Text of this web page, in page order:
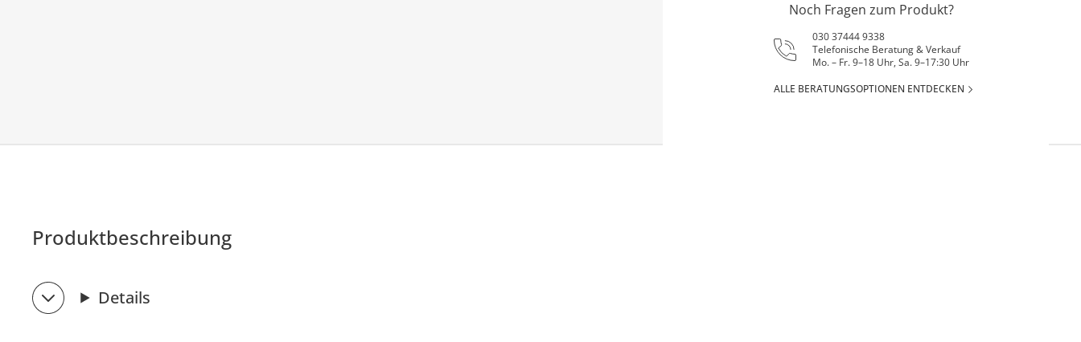
Noch Fragen zum Produkt?
030 37444 9338
Telefonische Beratung & Verkauf
Mo. – Fr. 9–18 Uhr, Sa. 9–17:30 Uhr
ALLE BERATUNGSOPTIONEN ENTDECKEN
Produktbeschreibung
Details